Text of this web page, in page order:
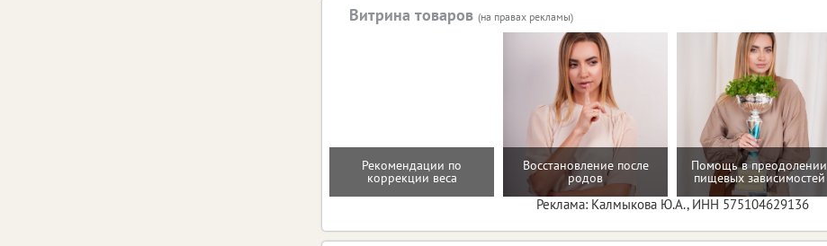
Витрина товаров (на правах рекламы)
Рекомендации по
коррекции веса
Восстановление после
родов
Помощь в преодолении
пищевых зависимостей
Реклама: Калмыкова Ю.А., ИНН 575104629136